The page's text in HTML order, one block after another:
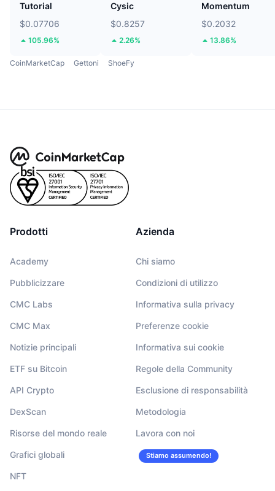
Tutorial
$0.07706
105.96%
Cysic
$0.8257
2.26%
Momentum
$0.2032
13.86%
CoinMarketCap Gettoni ShoeFy
Prodotti
Academy
Pubblicizzare
CMC Labs
CMC Max
Notizie principali
ETF su Bitcoin
API Crypto
DexScan
Risorse del mondo reale
Grafici globali
NFT
Azienda
Chi siamo
Condizioni di utilizzo
Informativa sulla privacy
Preferenze cookie
Informativa sui cookie
Regole della Community
Esclusione di responsabilità
Metodologia
Lavora con noi
Stiamo assumendo!